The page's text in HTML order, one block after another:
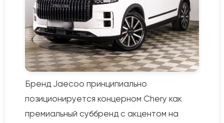
Бренд Jaecoo принципиально
позиционируется концерном Chery как
премиальный суббренд с акцентом на